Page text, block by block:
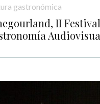
gastronómica
II